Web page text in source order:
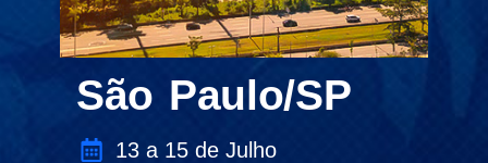
São Paulo/SP
13 a 15 de Julho